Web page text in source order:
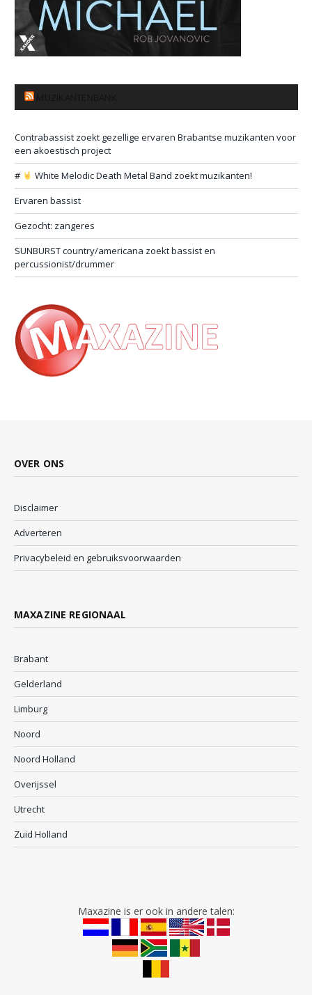
Contrabassist zoekt gezellige ervaren Brabantse muzikanten voor
een akoestisch project
#
White Melodic Death Metal Band zoekt muzikanten!
Ervaren bassist
Gezocht: zangeres
SUNBURST country/americana zoekt bassist en
percussionist/drummer
OVER ONS
Disclaimer
Adverteren
Privacybeleid en gebruiksvoorwaarden
MAXAZINE REGIONAAL
Brabant
Gelderland
Limburg
Noord
Noord Holland
Overijssel
Utrecht
Zuid Holland
Maxazine is er ook in andere talen: